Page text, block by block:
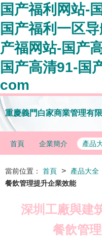
国产福利网站-
国产福利一区
产福网站-国产
国产高清91-国
com
重慶義門白家商業管理有
首頁 企業簡介 產品
當前位置： 首頁 > 產品大全
餐飲管理提升企業效能
深圳工廠與建
餐飲管